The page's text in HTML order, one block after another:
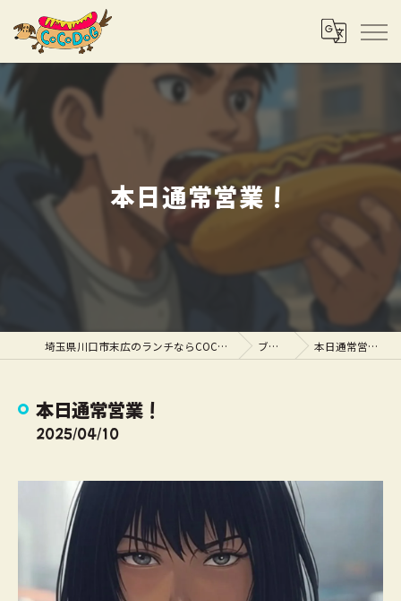
本日通常営業！
埼玉県川口市末広のランチならCOCODOG ブログ 本日通常営業！
本日通常営業！
2025/04/10